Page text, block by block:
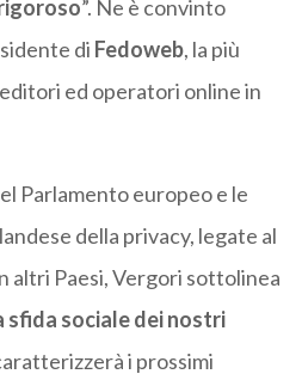
”. Ne è convinto
di Fedoweb, la più
ed operatori online in
Parlamento europeo e le
della privacy, legate al
altri Paesi, Vergori sottolinea
sfida sociale dei nostri
i prossimi